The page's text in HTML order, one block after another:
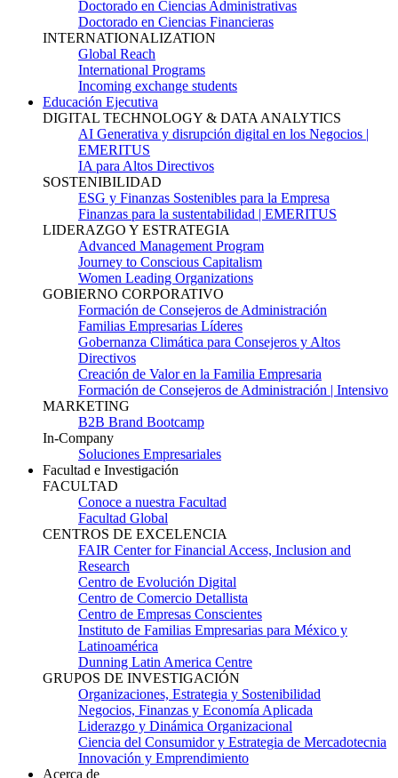
Doctorado en Ciencias Administrativas
Doctorado en Ciencias Financieras
INTERNATIONALIZATION
Global Reach
International Programs
Incoming exchange students
Educación Ejecutiva
DIGITAL TECHNOLOGY & DATA ANALYTICS
AI Generativa y disrupción digital en los Negocios |
EMERITUS
IA para Altos Directivos
SOSTENIBILIDAD
ESG y Finanzas Sostenibles para la Empresa
Finanzas para la sustentabilidad | EMERITUS
LIDERAZGO Y ESTRATEGIA
Advanced Management Program
Journey to Conscious Capitalism
Women Leading Organizations
GOBIERNO CORPORATIVO
Formación de Consejeros de Administración
Familias Empresarias Líderes
Gobernanza Climática para Consejeros y Altos
Directivos
Creación de Valor en la Familia Empresaria
Formación de Consejeros de Administración | Intensivo
MARKETING
B2B Brand Bootcamp
In-Company
Soluciones Empresariales
Facultad e Investigación
FACULTAD
Conoce a nuestra Facultad
Facultad Global
CENTROS DE EXCELENCIA
FAIR Center for Financial Access, Inclusion and
Research
Centro de Evolución Digital
Centro de Comercio Detallista
Centro de Empresas Conscientes
Instituto de Familias Empresarias para México y
Latinoamérica
Dunning Latin America Centre
GRUPOS DE INVESTIGACIÓN
Organizaciones, Estrategia y Sostenibilidad
Negocios, Finanzas y Economía Aplicada
Liderazgo y Dinámica Organizacional
Ciencia del Consumidor y Estrategia de Mercadotecnia
Innovación y Emprendimiento
Acerca de